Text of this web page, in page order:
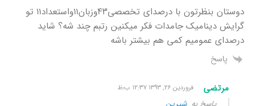
دوستان بنظرتون با درصدای تخصصی۴۳وزبان۱۱واستعداد۱۱ تو
گرایش دینامیک جامدات فکر میکنین رتبم چند شه؟ شاید
درصدای عمومیم کمی هم بیشتر باشه
پاسخ
مرتضی فروردین ۲۶, ۱۳۹۳ ۱۲:۳۷ ب٫ظ